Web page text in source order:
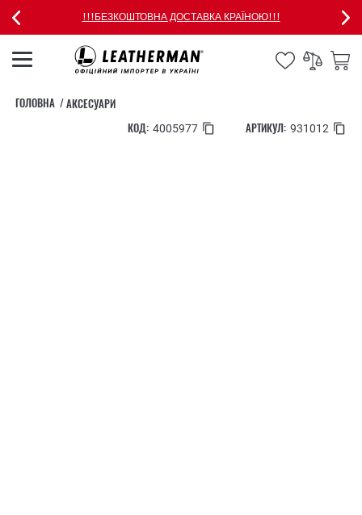
!!!БЕЗКОШТОВНА ДОСТАВКА КРАЇНОЮ!!!
ГОЛОВНА
АКСЕСУАРИ
КОД: 4005977 АРТИКУЛ: 931012